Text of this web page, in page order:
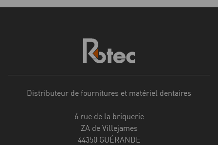
Distributeur de fournitures et matériel dentaires
6 rue de la briquerie
ZA de Villejames
44350 GUÉRANDE